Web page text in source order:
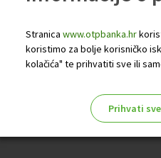
OTP banke
Stranica www.otpbanka.hr
koristimo za bolje korisničko
kolačića" te prihvatiti sve ili
Prihvati